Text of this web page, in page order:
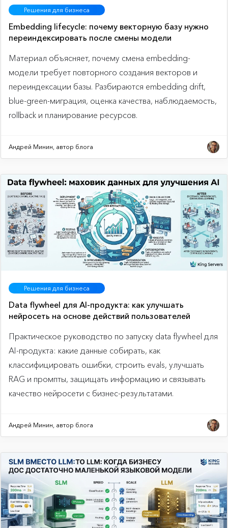
Решения для бизнеса
Embedding lifecycle: почему векторную базу нужно
переиндексировать после смены модели
Материал объясняет, почему смена embedding-
модели требует повторного создания векторов и
переиндексации базы. Разбираются embedding drift,
blue-green-миграция, оценка качества, наблюдаемость,
rollback и планирование ресурсов.
Андрей Минин, автор блога
Решения для бизнеса
Data flywheel для AI-продукта: как улучшать
нейросеть на основе действий пользователей
Практическое руководство по запуску data flywheel для
AI-продукта: какие данные собирать, как
классифицировать ошибки, строить evals, улучшать
RAG и промпты, защищать информацию и связывать
качество нейросети с бизнес-результатами.
Андрей Минин, автор блога